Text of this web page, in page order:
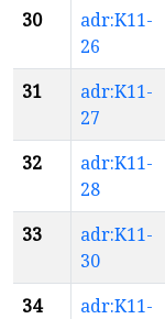
30
adr:K11-
26
31
adr:K11-
27
32
adr:K11-
28
33
adr:K11-
30
34
adr:K11-